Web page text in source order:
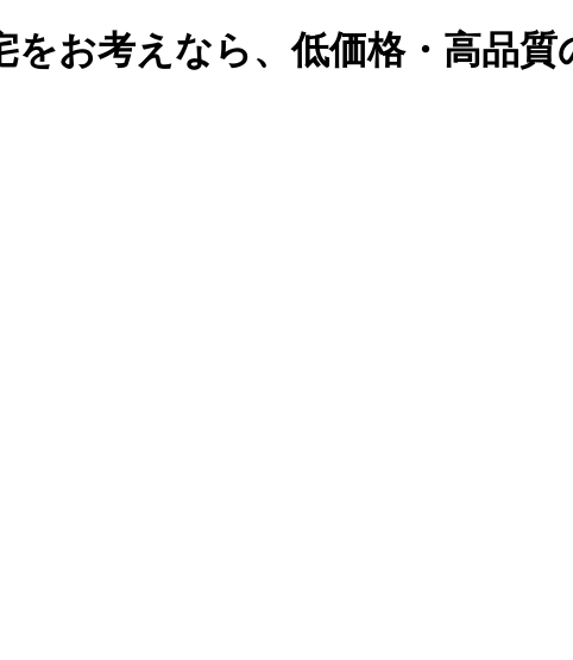
をお考えなら、低価格・高品